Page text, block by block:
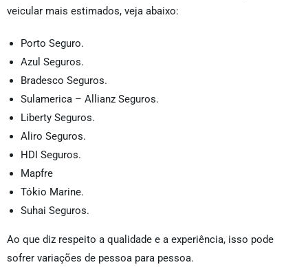
veicular mais estimados, veja abaixo:
Porto Seguro.
Azul Seguros.
Bradesco Seguros.
Sulamerica – Allianz Seguros.
Liberty Seguros.
Aliro Seguros.
HDI Seguros.
Mapfre
Tókio Marine.
Suhai Seguros.
Ao que diz respeito a qualidade e a experiência, isso pode
sofrer variações de pessoa para pessoa.